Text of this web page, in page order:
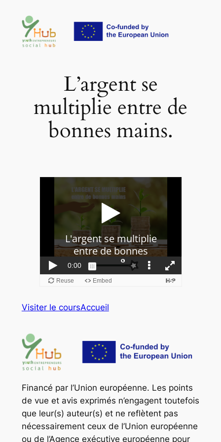
contenu
L’argent se
multiplie entre de
bonnes mains.
Visiter le coursAccueil
Financé par l’Union européenne. Les points
de vue et avis exprimés n’engagent toutefois
que leur(s) auteur(s) et ne reflètent pas
nécessairement ceux de l’Union européenne
ou de l’Agence exécutive européenne pour